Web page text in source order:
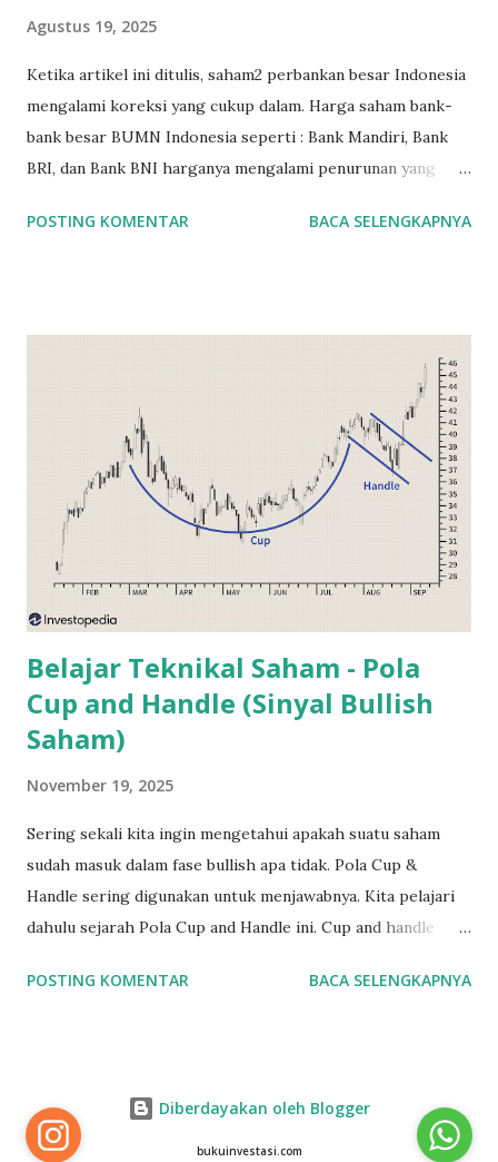
Agustus 19, 2025
Ketika artikel ini ditulis, saham2 perbankan besar Indonesia
mengalami koreksi yang cukup dalam. Harga saham bank-
bank besar BUMN Indonesia seperti : Bank Mandiri, Bank
BRI, dan Bank BNI harganya mengalami penurunan yang
Bank swasta terbesar di Indonesia dari segi kapitalisasi,
dahulu, dividen bank BUMN langsung disetorkan ke kas
negara, sekarang ini dividen BUMN wajib disetorkan ke
Badan Pengelola Investasi (BPI) yaitu Danantara . Tugas
Danantara adalah menginvestasikan kembali dividen
tersebut agar menghasilkan profit bagi negara. Hal ini
sebenarnya adalah tujuan yang baik. Namun investor banyak
Investasi ini...
POSTING KOMENTAR BACA SELENGKAPNYA
Belajar Teknikal Saham - Pola
Cup and Handle (Sinyal Bullish
Saham)
November 19, 2025
Sering sekali kita ingin mengetahui apakah suatu saham
sudah masuk dalam fase bullish apa tidak. Pola Cup &
Handle sering digunakan untuk menjawabnya. Kita pelajari
dahulu sejarah Pola Cup and Handle ini. Cup and handle
grafik pembawa keberuntungan. Pattern ini awalnya
tren harga mengalami cekungan ke bawah menyerupai
huruf "U" layaknya sebuah cangkir (cup) dan diakhiri dengan
POSTING KOMENTAR BACA SELENGKAPNYA
Diberdayakan oleh Blogger
bukuinvestasi.com